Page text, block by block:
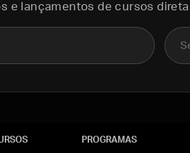
e lançamentos de cursos
E-
PROGRAMAS